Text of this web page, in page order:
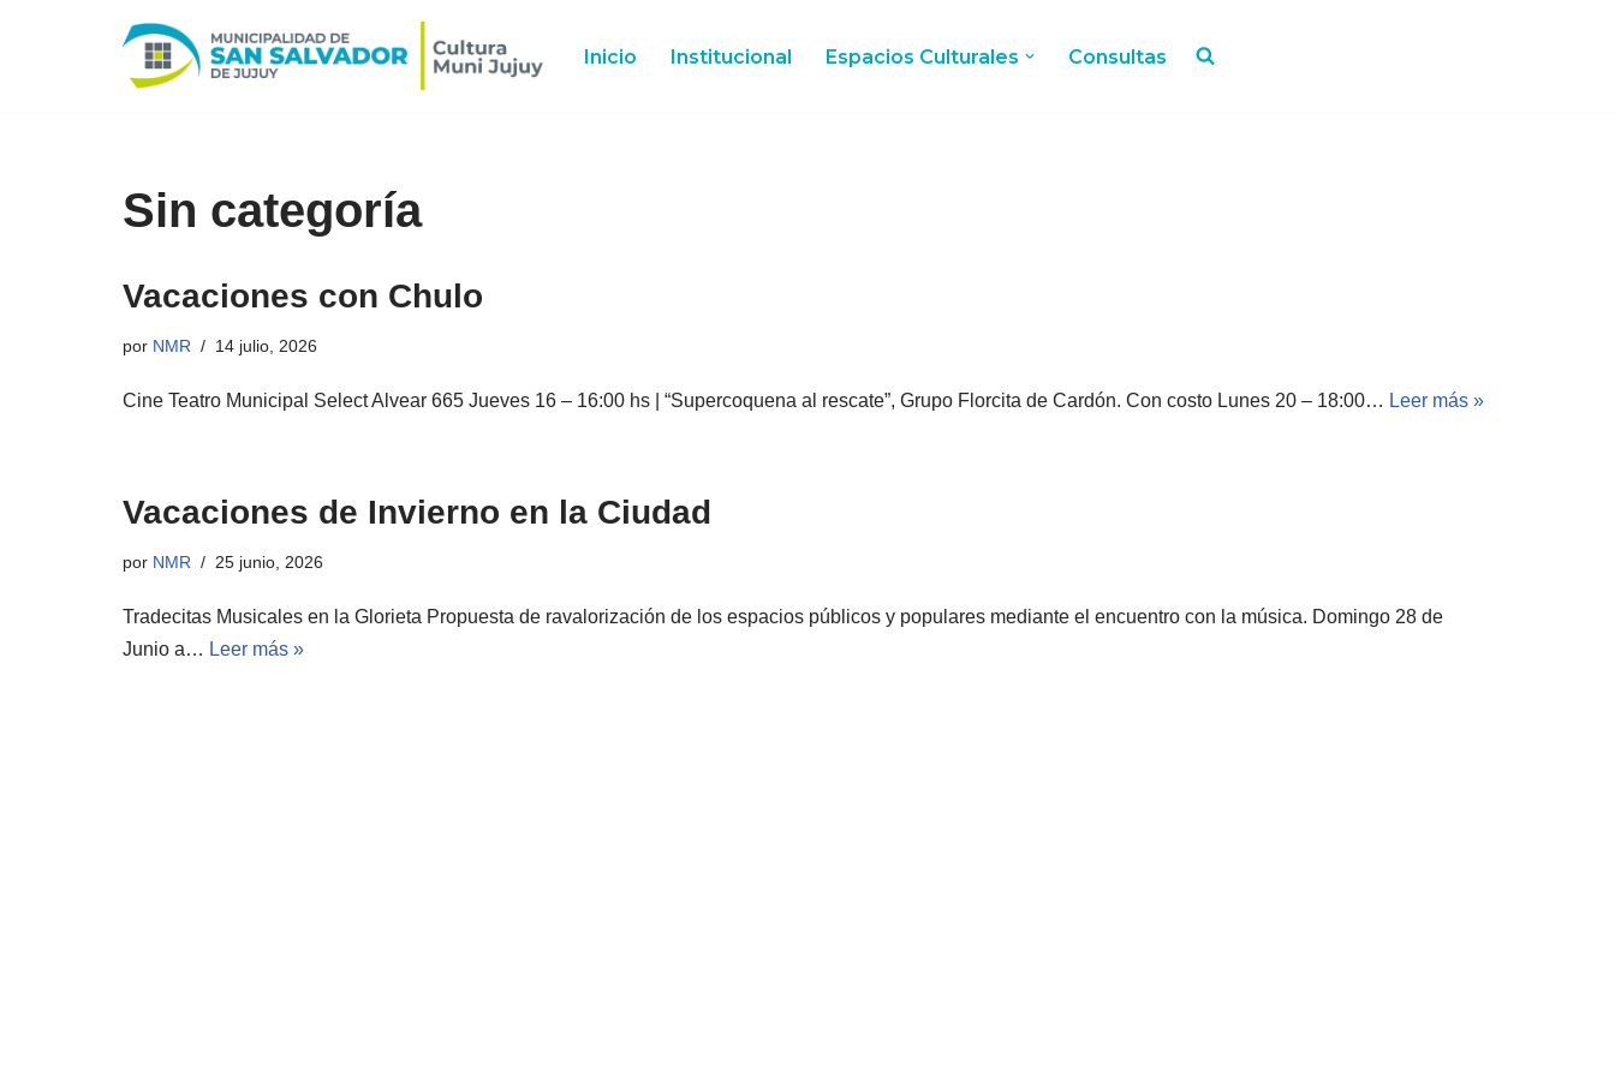
Inicio Institucional Espacios Culturales Consultas
Sin categoría
Vacaciones con Chulo
por NMR 14 julio, 2026
Cine Teatro Municipal Select Alvear 665 Jueves 16 – 16:00 hs | “Supercoquena al rescate”, Grupo Florcita de Cardón. Con costo Lunes 20 – 18:00… Leer más »
Vacaciones de Invierno en la Ciudad
por NMR 25 junio, 2026
Tradecitas Musicales en la Glorieta Propuesta de ravalorización de los espacios públicos y populares mediante el encuentro con la música. Domingo 28 de
Junio a… Leer más »